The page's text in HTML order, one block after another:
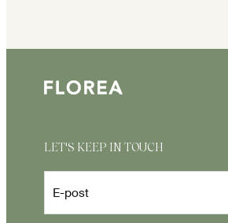
LET'S KEEP IN TOUCH
E-post